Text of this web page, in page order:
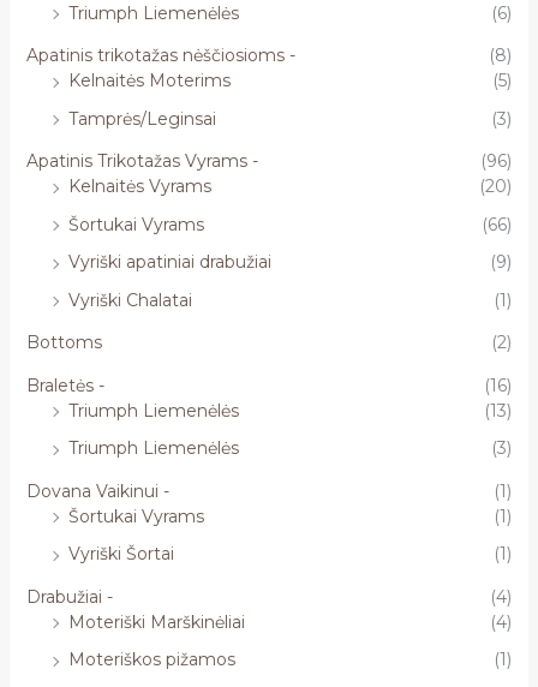
Triumph Liemenėlės
(6)
Apatinis trikotažas nėščiosioms -
(8)
Kelnaitės Moterims
(5)
Tamprės/Leginsai
(3)
Apatinis Trikotažas Vyrams -
(96)
Kelnaitės Vyrams
(20)
Šortukai Vyrams
(66)
Vyriški apatiniai drabužiai
(9)
Vyriški Chalatai
(1)
Bottoms
(2)
Braletės -
(16)
Triumph Liemenėlės
(13)
Triumph Liemenėlės
(3)
Dovana Vaikinui -
(1)
Šortukai Vyrams
(1)
Vyriški Šortai
(1)
Drabužiai -
(4)
Moteriški Marškinėliai
(4)
Moteriškos pižamos
(1)